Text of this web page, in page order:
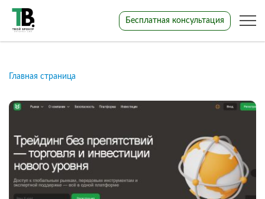
Бесплатная консультация
Главная страница